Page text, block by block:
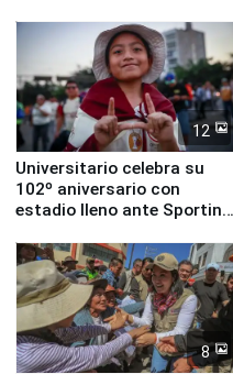
12
Universitario celebra su
102º aniversario con
estadio lleno ante Sporting
8